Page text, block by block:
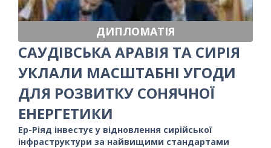
ДИПЛОМАТІЯ
САУДІВСЬКА АРАВІЯ ТА СИРІЯ
УКЛАЛИ МАСШТАБНІ УГОДИ
ДЛЯ РОЗВИТКУ СОНЯЧНОЇ
ЕНЕРГЕТИКИ
Ер-Ріяд інвестує у відновлення сирійської
інфраструктури за найвищими стандартами